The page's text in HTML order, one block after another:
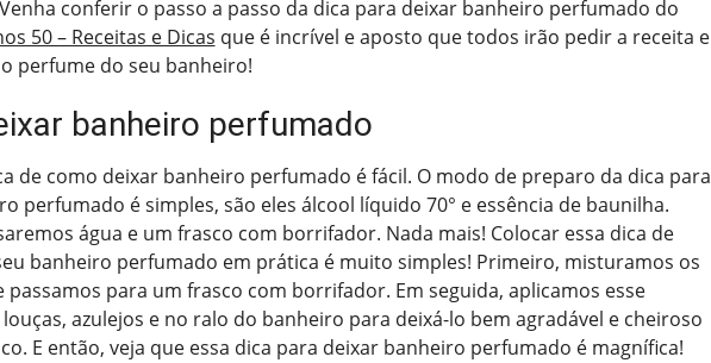
conferir o passo a passo da dica para deixar banheiro perfumado do
50 – Receitas e Dicas que é incrível e aposto que todos irão pedir a receita e
perfume do seu banheiro!
banheiro perfumado
de como deixar banheiro perfumado é fácil. O modo de preparo da dica para
perfumado é simples, são eles álcool líquido 70° e essência de baunilha.
água e um frasco com borrifador. Nada mais! Colocar essa dica de
banheiro perfumado em prática é muito simples! Primeiro, misturamos os
passamos para um frasco com borrifador. Em seguida, aplicamos esse
azulejos e no ralo do banheiro para deixá-lo bem agradável e cheiroso
E então, veja que essa dica para deixar banheiro perfumado é magnífica!